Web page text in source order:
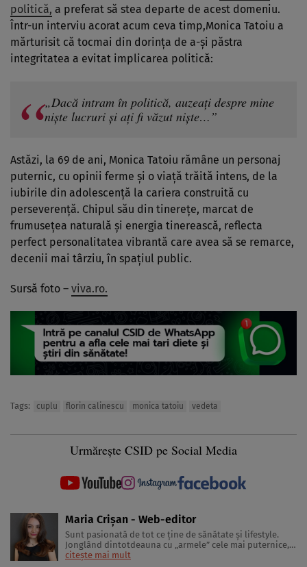
politică, a preferat să stea departe de acest domeniu.
Într-un interviu acorat acum ceva timp,Monica Tatoiu a
mărturisit că tocmai din dorința de a-și păstra
integritatea a evitat implicarea politică:
„Dacă intram în politică, auzeați despre mine
niște lucruri și ați fi văzut niște…”
Astăzi, la 69 de ani, Monica Tatoiu rămâne un personaj
puternic, cu opinii ferme și o viață trăită intens, de la
iubirile din adolescență la cariera construită cu
perseverență. Chipul său din tinerețe, marcat de
frumusețea naturală și energia tinerească, reflecta
perfect personalitatea vibrantă care avea să se remarce,
decenii mai târziu, în spațiul public.
Sursă foto – viva.ro.
Tags: cuplu florin calinescu monica tatoiu vedeta
Urmărește CSID pe Social Media
Maria Crișan - Web-editor
Sunt pasionată de tot ce ține de sănătate și lifestyle.
Jonglând dintotdeauna cu „armele” cele mai puternice,
cuvintele, îmi place să împărtășesc cu cititorii diverse
citește mai mult